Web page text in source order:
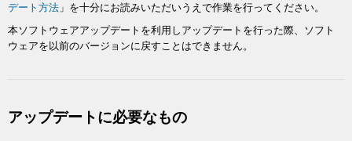
デート方法 」を十分にお読みいただいうえで作業を行ってください。
本ソフトウェアアップデートを利用しアップデートを行った際、ソフト
ウェアを以前のバージョンに戻すことはできません。
アップデートに必要なもの